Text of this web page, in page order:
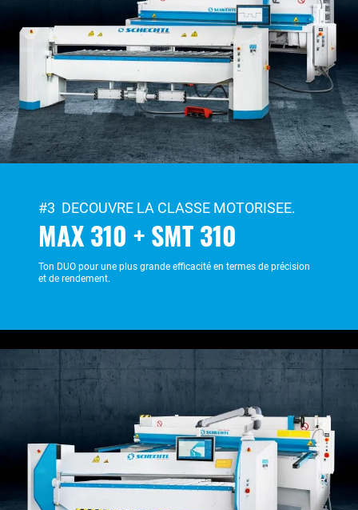
#3 DECOUVRE LA CLASSE MOTORISEE.
MAX 310 + SMT 310
Ton DUO pour une plus grande efficacité en termes de précision
et de rendement.